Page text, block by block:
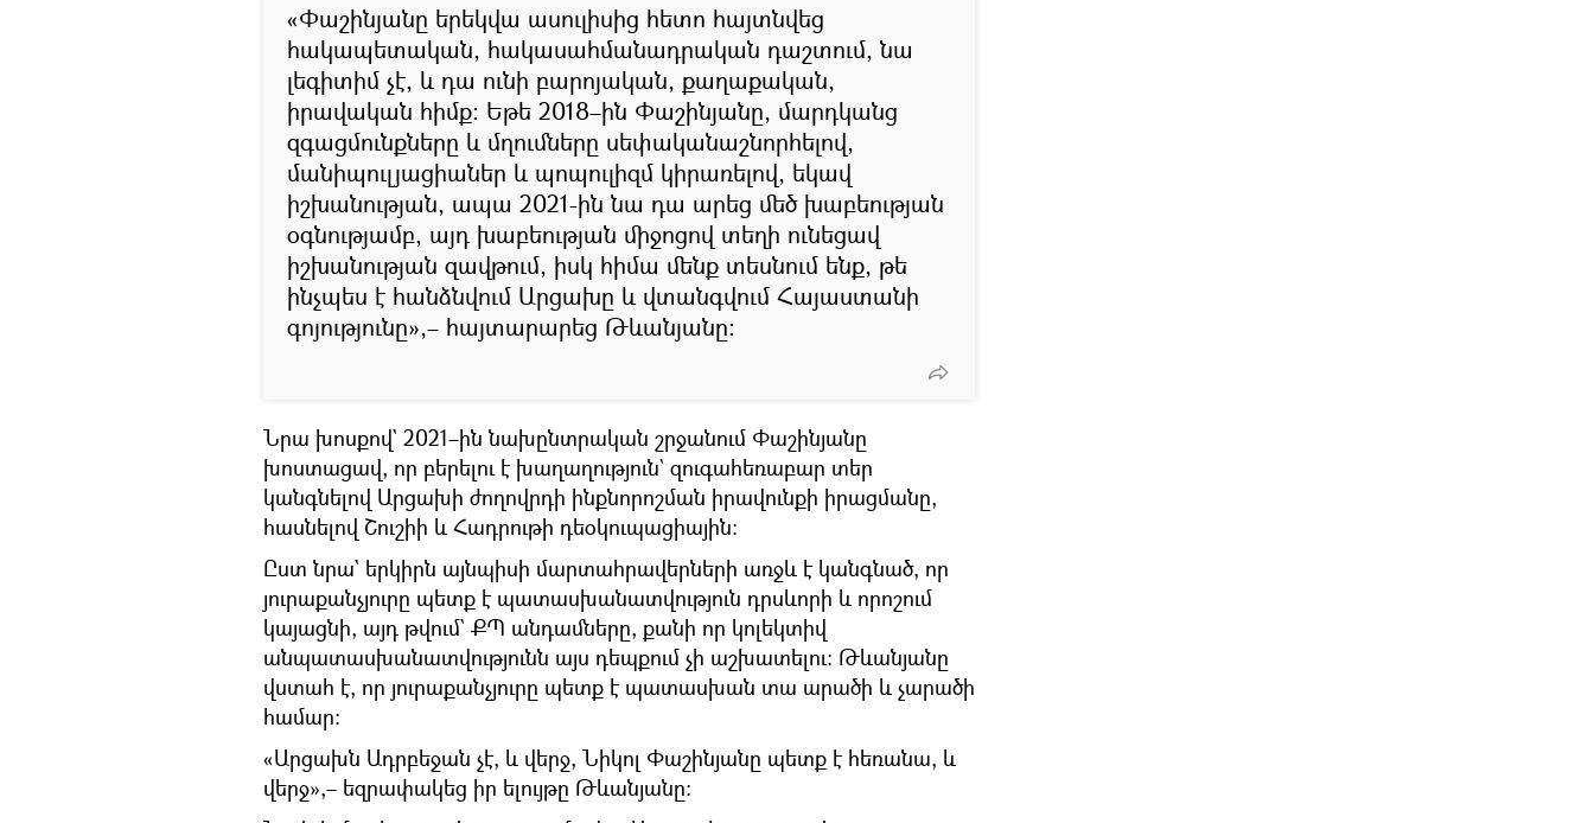
«Փաշինյանը երեկվա ասուլիսից հետո հայտնվեց
հակապետական, հակասահմանադրական դաշտում, նա
լեգիտիմ չէ, և դա ունի բարոյական, քաղաքական,
իրավական հիմք։ Եթե 2018–ին Փաշինյանը, մարդկանց
զգացմունքները և մղումները սեփականաշնորհելով,
մանիպուլյացիաներ և պոպուլիզմ կիրառելով, եկավ
իշխանության, ապա 2021-ին նա դա արեց մեծ խաբեության
օգնությամբ, այդ խաբեության միջոցով տեղի ունեցավ
իշխանության զավթում, իսկ հիմա մենք տեսնում ենք, թե
ինչպես է հանձնվում Արցախը և վտանգվում Հայաստանի
գոյությունը»,– հայտարարեց Թևանյանը։
Նրա խոսքով` 2021–ին նախընտրական շրջանում Փաշինյանը
խոստացավ, որ բերելու է խաղաղություն` զուգահեռաբար տեր
կանգնելով Արցախի ժողովրդի ինքնորոշման իրավունքի իրացմանը,
հասնելով Շուշիի և Հադրութի դեօկուպացիային։
Ըստ նրա` երկիրն այնպիսի մարտահրավերների առջև է կանգնած, որ
յուրաքանչյուրը պետք է պատասխանատվություն դրսևորի և որոշում
կայացնի, այդ թվում` ՔՊ անդամները, քանի որ կոլեկտիվ
անպատասխանատվությունն այս դեպքում չի աշխատելու։ Թևանյանը
վստահ է, որ յուրաքանչյուրը պետք է պատասխան տա արածի և չարածի
համար։
«Արցախն Ադրբեջան չէ, և վերջ, Նիկոլ Փաշինյանը պետք է հեռանա, և
վերջ»,– եզրափակեց իր ելույթը Թևանյանը։